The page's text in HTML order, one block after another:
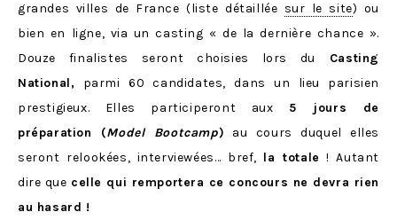
grandes villes de France (liste détaillée sur le site) ou
bien en ligne, via un casting « de la dernière chance ».
Douze finalistes seront choisies lors du
Casting
National, parmi 60 candidates, dans un lieu parisien
prestigieux. Elles participeront aux 5 jours de
préparation (Model Bootcamp) au cours duquel elles
seront relookées, interviewées… bref, la totale ! Autant
dire que celle qui remportera ce concours ne devra rien
au hasard !